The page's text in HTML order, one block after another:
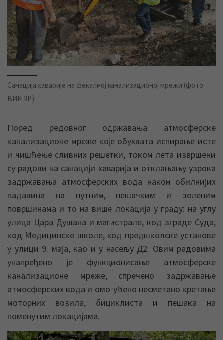
Санација хаварије на фекалној канализационој мрежи (фото:
ВИК ЗР)
Поред редовног одржавања атмосферске
канализационе мреже које обухвата испирање исте
и чишћење сливних решетки, током лета извршени
су радови на санацији хаварија и отклањању узрока
задржавања атмосферских вода након обилнијих
падавина на путним, пешачким и зеленим
површинама и то на више локација у граду: на углу
улица Цара Душана и магистрале, код зграде Суда,
код Медицинске школе, код предшколске установе
у улици 9. маја, као и у насељу Д2. Овим радовима
унапређено је функционисање атмосферске
канализационе мреже, спречено задржавање
атмосферских вода и омогућено несметано кретање
моторних возила, бициклиста и пешака на
поменутим локацијама.